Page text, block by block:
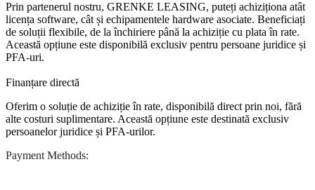
Prin partenerul nostru, GRENKE LEASING, puteți achiziționa atât
licența software, cât și echipamentele hardware asociate. Beneficiați
de soluții flexibile, de la închiriere până la achiziție cu plata în rate.
Această opțiune este disponibilă exclusiv pentru persoane juridice și
PFA-uri.
Finanțare directă
Oferim o soluție de achiziție în rate, disponibilă direct prin noi, fără
alte costuri suplimentare. Această opțiune este destinată exclusiv
persoanelor juridice și PFA-urilor.
Payment Methods: